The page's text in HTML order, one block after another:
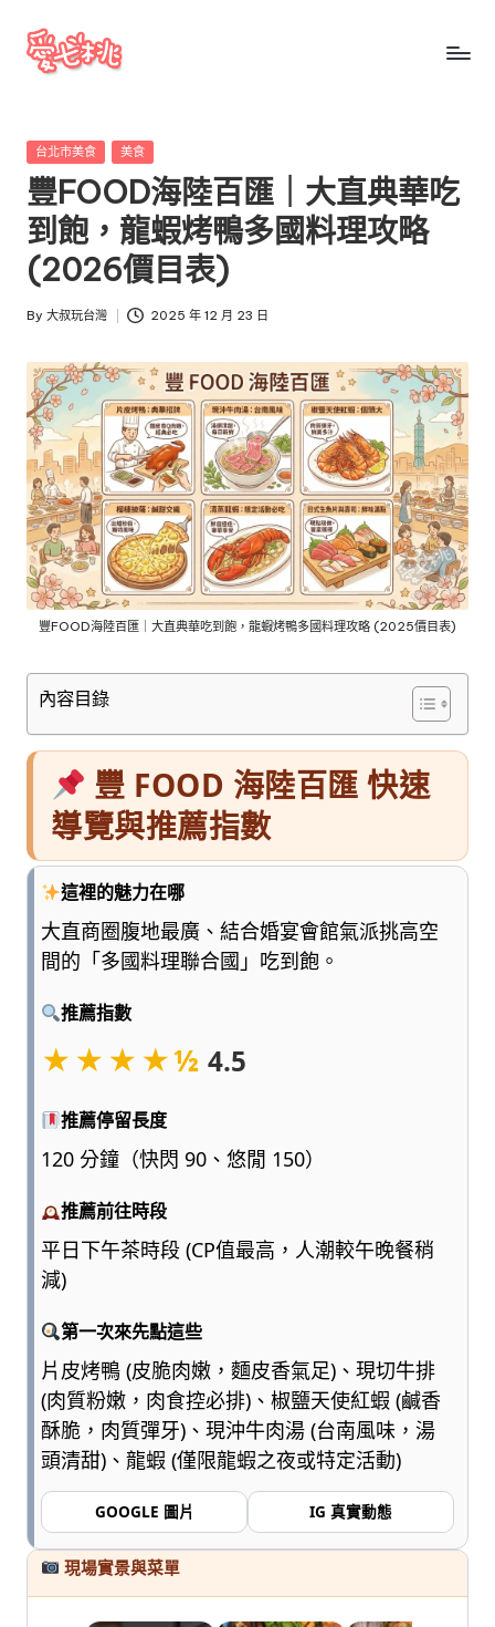
Skip
七
桃
玩
台
灣
桃
玩
台
灣
把
全
景
美
食、
交
通、
停
車
與
順
遊
資
訊
理
成
清
楚
旅
遊
鑑，
誇、
輕
愛
Posted
台北市美食 美食
豐FOOD海陸百匯｜大直典華吃
到飽，龍蝦烤鴨多國料理攻略
(2026價目表)
Posted
By 大叔玩台灣 2025 年 12 月 23 日
豐FOOD海陸百匯｜大直典華吃到飽，龍蝦烤鴨多國料理攻略 (2025價目表)
內容目錄
豐 FOOD 海陸百匯 快速
導覽與推薦指數
這裡的魅力在哪
大直商圈腹地最廣、結合婚宴會館氣派挑高空
間的「多國料理聯合國」吃到飽。
推薦指數
★★★★½ 4.5
推薦停留長度
120 分鐘（快閃 90、悠閒 150）
推薦前往時段
平日下午茶時段 (CP值最高，人潮較午晚餐稍
減)
第一次來先點這些
片皮烤鴨 (皮脆肉嫩，麵皮香氣足)、現切牛排
(肉質粉嫩，肉食控必排)、椒鹽天使紅蝦 (鹹香
酥脆，肉質彈牙)、現沖牛肉湯 (台南風味，湯
頭清甜)、龍蝦 (僅限龍蝦之夜或特定活動)
GOOGLE 圖片 IG 真實動態
現場實景與菜單